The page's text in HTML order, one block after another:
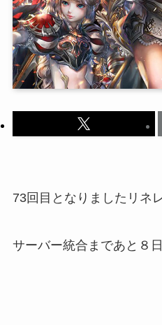
73回目となりましたリネ
サーバー統合まであと８日